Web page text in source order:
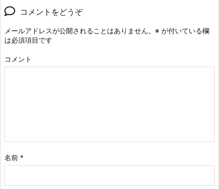
コメントをどうぞ
メールアドレスが公開されることはありません。 ※ が付いている欄
は必須項目です
コメント
名前 *